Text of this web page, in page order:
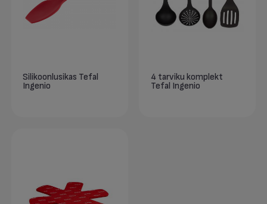
Silikoonlusikas Tefal
Ingenio
4 tarviku komplekt
Tefal Ingenio